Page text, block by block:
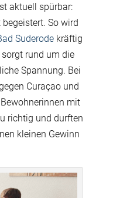
aktuell spürbar:
So wird
Suderodekräftig
rund um die
Spannung. Bei
Curaçao und
mit
richtig und durften
kleinen Gewinn